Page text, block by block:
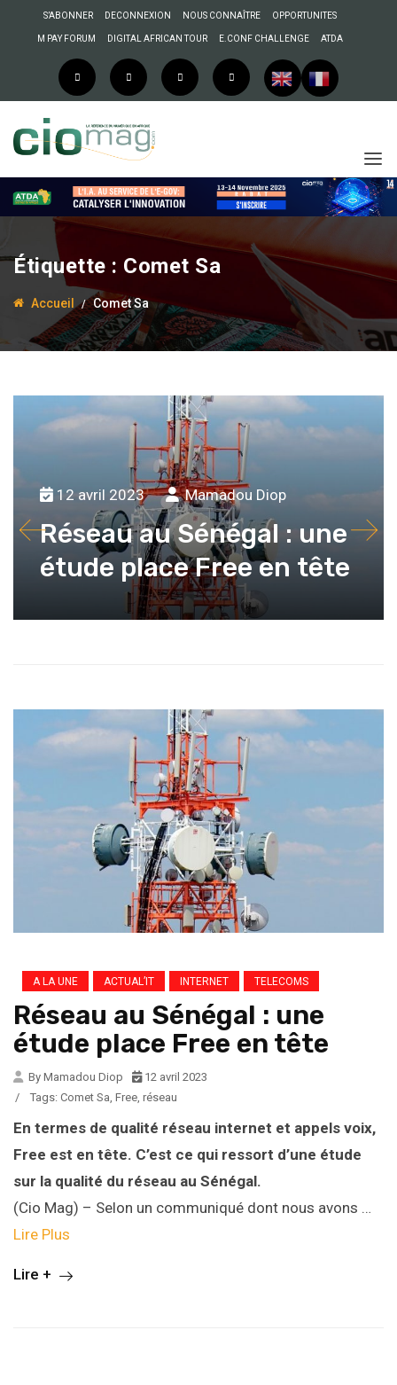
S’ABONNER DECONNEXION NOUS CONNAÎTRE OPPORTUNITES
M PAY FORUM DIGITAL AFRICAN TOUR E.CONF CHALLENGE ATDA
Étiquette : Comet Sa
Accueil Comet Sa
12 avril 2023 Mamadou Diop
Réseau au Sénégal : une
étude place Free en tête
A LA UNE ACTUAL’IT INTERNET TELECOMS
Réseau au Sénégal : une
étude place Free en tête
By Mamadou Diop
12 avril 2023
/
Tags: Comet Sa Free réseau
En termes de qualité réseau internet et appels voix,
Free est en tête. C’est ce qui ressort d’une étude
sur la qualité du réseau au Sénégal.
(Cio Mag) – Selon un communiqué dont nous avons …
Lire Plus
Lire +